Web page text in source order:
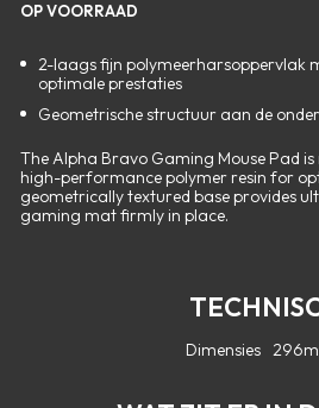
OP VOORRAAD
2-laags fijn polymeerharsoppervlak
optimale prestaties
Geometrische structuur aan de
The Alpha Bravo Gaming Mouse Pad
high-performance polymer resin for
geometrically textured base provides
gaming mat firmly in place.
Dimensies